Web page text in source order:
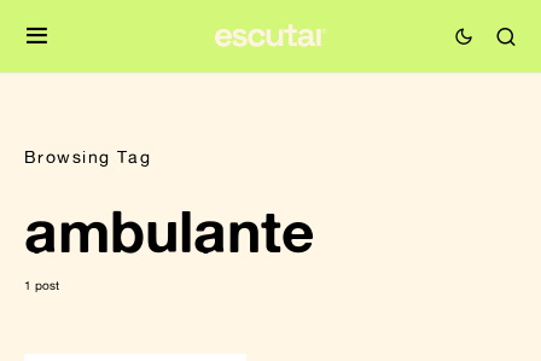
Browsing Tag
ambulante
1 post